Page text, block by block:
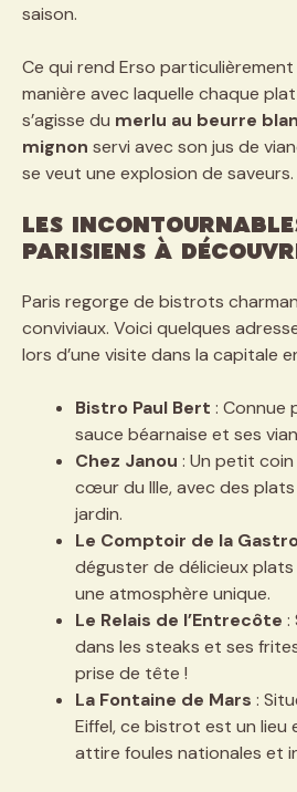
saison.
Ce qui rend Erso
manière avec laquelle chaque plat
s’agisse du merlu au beurre
mignon servi avec son jus de
se veut une explosion de saveurs.
Les
parisiens à
Paris regorge de bistrots
conviviaux. Voici quelques
lors d’une visite dans la capitale
Bistro Paul Bert : Connue
sauce béarnaise et ses
Chez Janou : Un petit
cœur du IIIe, avec des
jardin.
Le Comptoir de la
déguster de délicieux
une atmosphère unique.
Le Relais de l’Entrecôte :
dans les steaks et ses
prise de tête !
La Fontaine de Mars :
Eiffel, ce bistrot est un lieu
attire foules nationales et